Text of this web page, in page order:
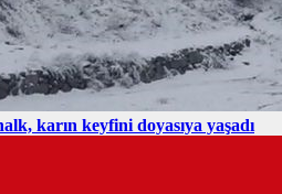
karın keyfini doyasıya yaşadı